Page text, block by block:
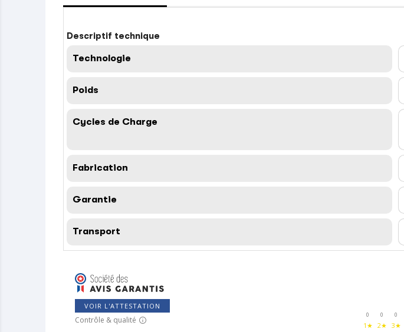
Descriptif technique
Technologie
Poids
Cycles de Charge
Fabrication
Garantie
Transport
VOIR L'ATTESTATION
Contrôle & qualité
0
1★
0
2★
0
3★